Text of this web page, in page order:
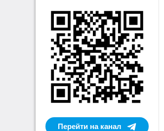
Перейти на канал